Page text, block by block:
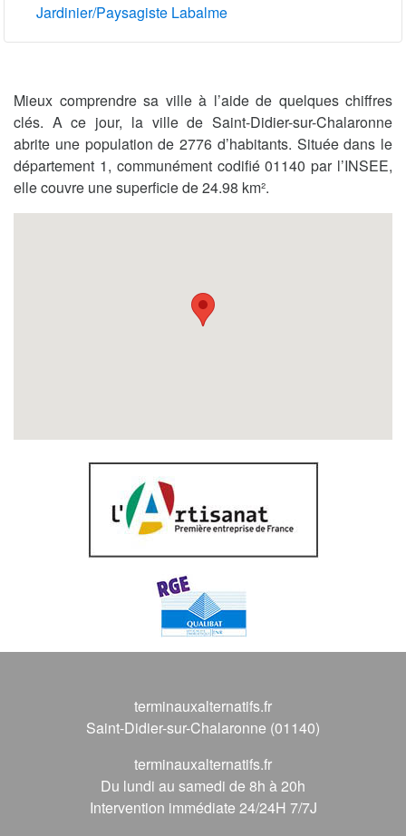
Jardinier/Paysagiste Labalme
Mieux comprendre sa ville à l’aide de quelques chiffres
clés. A ce jour, la ville de Saint-Didier-sur-Chalaronne
abrite une population de 2776 d’habitants. Située dans le
département 1, communément codifié 01140 par l’INSEE,
elle couvre une superficie de 24.98 km².
terminauxalternatifs.fr
Saint-Didier-sur-Chalaronne (01140)
terminauxalternatifs.fr
Du lundi au samedi de 8h à 20h
Intervention immédiate 24/24H 7/7J